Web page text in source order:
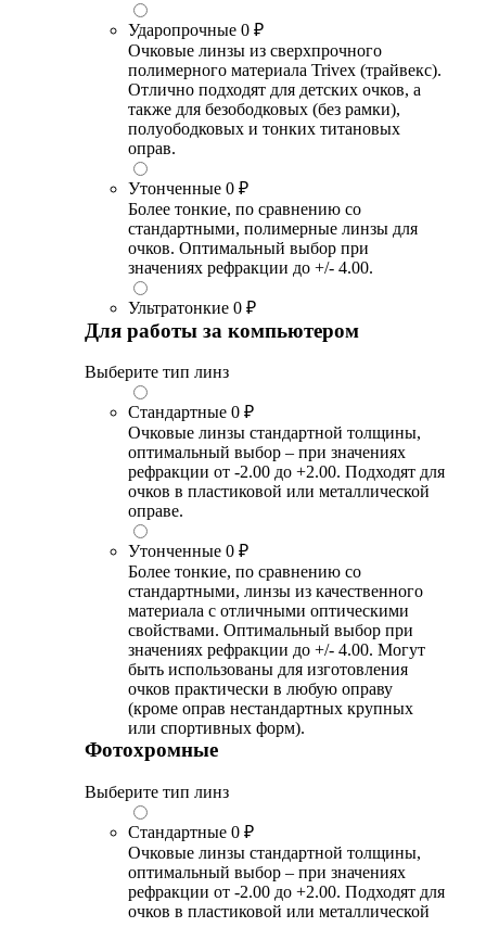
Ударопрочные 0 ₽
Очковые линзы из сверхпрочного
полимерного материала Trivex (трайвекс).
Отлично подходят для детских очков, а
также для безободковых (без рамки),
полуободковых и тонких титановых
оправ.
Утонченные 0 ₽
Более тонкие, по сравнению со
стандартными, полимерные линзы для
очков. Оптимальный выбор при
значениях рефракции до +/- 4.00.
Ультратонкие 0 ₽
Для работы за компьютером
Выберите тип линз
Стандартные 0 ₽
Очковые линзы стандартной толщины,
оптимальный выбор – при значениях
рефракции от -2.00 до +2.00. Подходят для
очков в пластиковой или металлической
оправе.
Утонченные 0 ₽
Более тонкие, по сравнению со
стандартными, линзы из качественного
материала с отличными оптическими
свойствами. Оптимальный выбор при
значениях рефракции до +/- 4.00. Могут
быть использованы для изготовления
очков практически в любую оправу
(кроме оправ нестандартных крупных
или спортивных форм).
Фотохромные
Выберите тип линз
Стандартные 0 ₽
Очковые линзы стандартной толщины,
оптимальный выбор – при значениях
рефракции от -2.00 до +2.00. Подходят для
очков в пластиковой или металлической